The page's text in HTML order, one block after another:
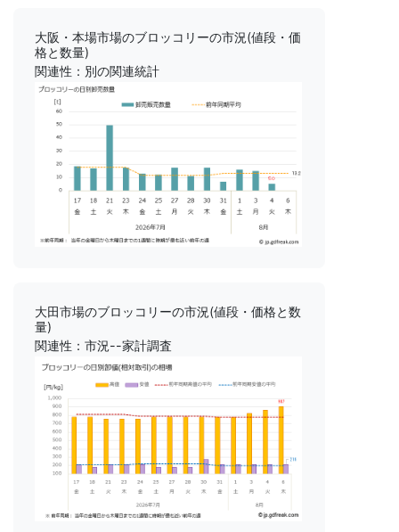
大阪・本場市場のブロッコリーの市況(値段・価
格と数量)
関連性：別の関連統計
大田市場のブロッコリーの市況(値段・価格と数
量)
関連性：市況--家計調査